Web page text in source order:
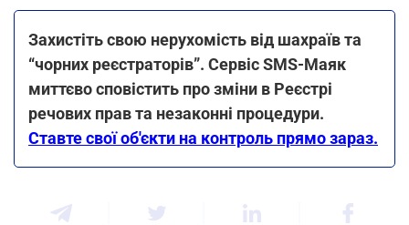
Захистіть свою нерухомість від шахраїв та
“чорних реєстраторів”. Сервіс SMS-Маяк
миттєво сповістить про зміни в Реєстрі
речових прав та незаконні процедури.
Ставте свої об'єкти на контроль прямо зараз.